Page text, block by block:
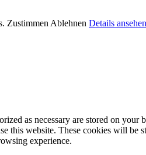
Zustimmen Ablehnen Details ansehen
as necessary are stored on your
this website. These cookies will be
experience.